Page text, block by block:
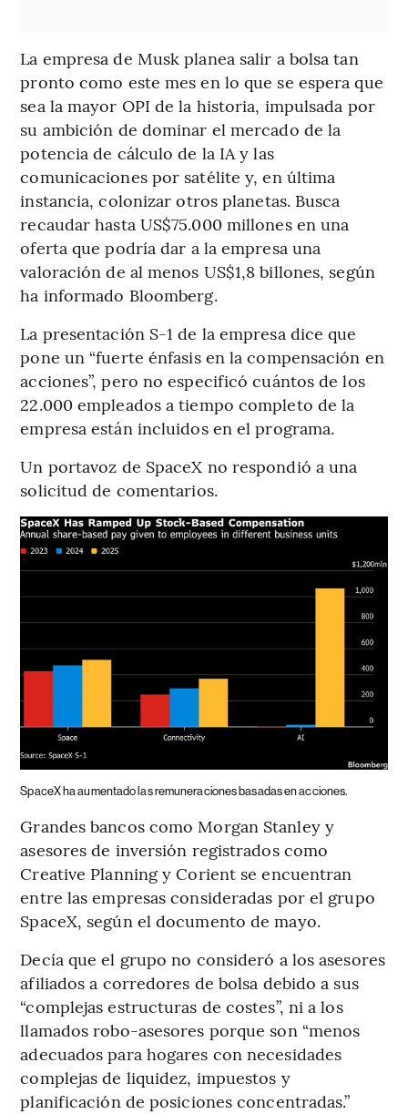
La empresa de Musk planea salir a bolsa tan
pronto como este mes en lo que se espera que
sea la mayor OPI de la historia, impulsada por
su ambición de dominar el mercado de la
potencia de cálculo de la IA y las
comunicaciones por satélite y, en última
instancia, colonizar otros planetas. Busca
recaudar hasta US$75.000 millones en una
oferta que podría dar a la empresa una
valoración de al menos US$1,8 billones, según
ha informado Bloomberg.
La presentación S-1 de la empresa dice que
pone un “fuerte énfasis en la compensación en
acciones”, pero no especificó cuántos de los
22.000 empleados a tiempo completo de la
empresa están incluidos en el programa.
Un portavoz de SpaceX no respondió a una
solicitud de comentarios.
SpaceX ha aumentado las remuneraciones basadas en acciones.
Grandes bancos como Morgan Stanley y
asesores de inversión registrados como
Creative Planning y Corient se encuentran
entre las empresas consideradas por el grupo
SpaceX, según el documento de mayo.
Decía que el grupo no consideró a los asesores
afiliados a corredores de bolsa debido a sus
“complejas estructuras de costes”, ni a los
llamados robo-asesores porque son “menos
adecuados para hogares con necesidades
complejas de liquidez, impuestos y
planificación de posiciones concentradas.”